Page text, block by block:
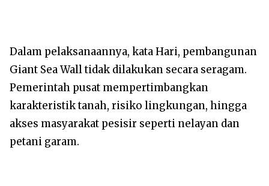
Dalam pelaksanaannya, kata Hari, pembangunan
Giant Sea Wall tidak dilakukan secara seragam.
Pemerintah pusat mempertimbangkan
karakteristik tanah, risiko lingkungan, hingga
akses masyarakat pesisir seperti nelayan dan
petani garam.